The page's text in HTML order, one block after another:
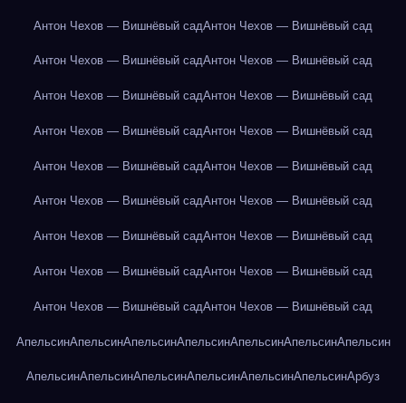
Антон Чехов — Вишнёвый садАнтон Чехов — Вишнёвый сад
Антон Чехов — Вишнёвый садАнтон Чехов — Вишнёвый сад
Антон Чехов — Вишнёвый садАнтон Чехов — Вишнёвый сад
Антон Чехов — Вишнёвый садАнтон Чехов — Вишнёвый сад
Антон Чехов — Вишнёвый садАнтон Чехов — Вишнёвый сад
Антон Чехов — Вишнёвый садАнтон Чехов — Вишнёвый сад
Антон Чехов — Вишнёвый садАнтон Чехов — Вишнёвый сад
Антон Чехов — Вишнёвый садАнтон Чехов — Вишнёвый сад
Антон Чехов — Вишнёвый садАнтон Чехов — Вишнёвый сад
АпельсинАпельсинАпельсинАпельсинАпельсинАпельсинАпельсин
АпельсинАпельсинАпельсинАпельсинАпельсинАпельсинАрбуз